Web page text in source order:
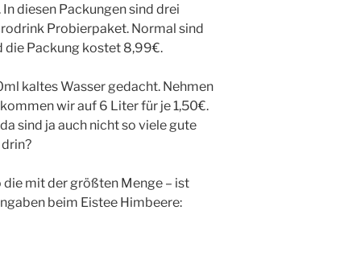
diesen Packungen sind drei
Probierpaket. Normal sind
die Packung kostet 8,99€.
kaltes Wasser gedacht. Nehmen
wir auf 6 Liter für je 1,50€.
sind ja auch nicht so viele gute
die mit der größten Menge – ist
beim Eistee Himbeere: